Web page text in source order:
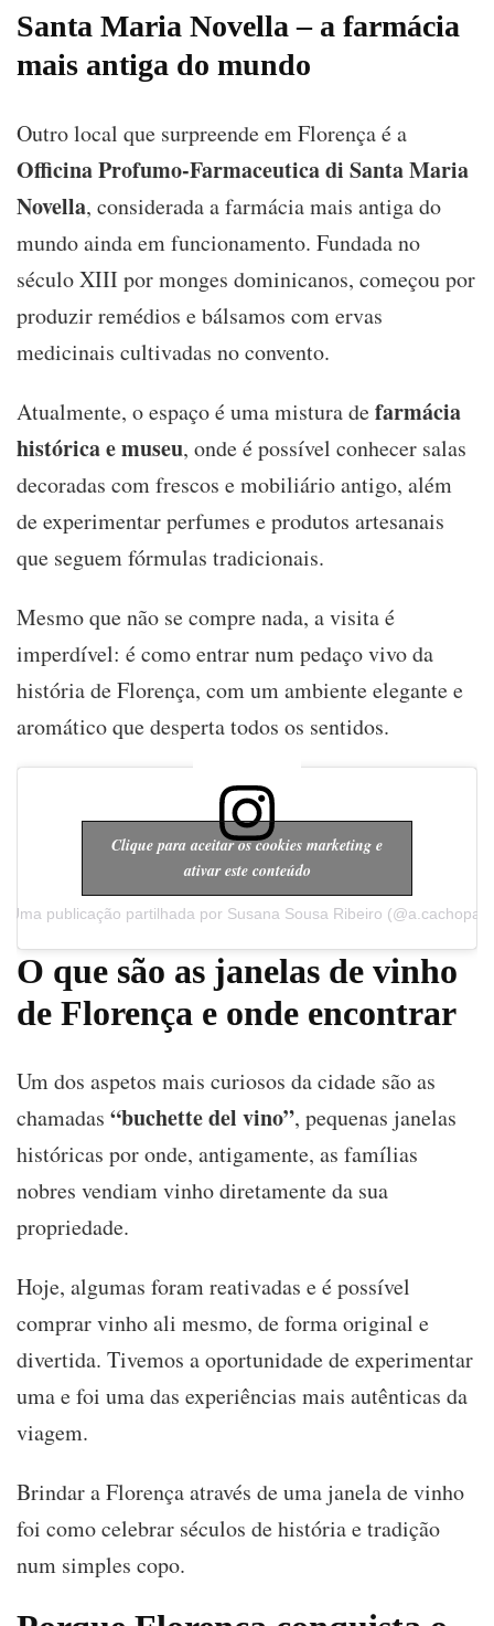
Santa Maria Novella – a farmácia
mais antiga do mundo
Outro local que surpreende em Florença é a
Officina Profumo-Farmaceutica di Santa Maria
Novella, considerada a farmácia mais antiga do
mundo ainda em funcionamento. Fundada no
século XIII por monges dominicanos, começou por
produzir remédios e bálsamos com ervas
medicinais cultivadas no convento.
Atualmente, o espaço é uma mistura defarmácia
histórica e museu, onde é possível conhecer salas
decoradas com frescos e mobiliário antigo, além
de experimentar perfumes e produtos artesanais
que seguem fórmulas tradicionais.
Mesmo que não se compre nada, a visita é
imperdível: é como entrar num pedaço vivo da
história de Florença, com um ambiente elegante e
aromático que desperta todos os sentidos.
Uma publicação partilhada por Susana Sousa Ribeiro (@a.cachopa)
Clique para aceitar os cookies marketing e
ativar este conteúdo
O que são as janelas de vinho
de Florença e onde encontrar
Um dos aspetos mais curiosos da cidade são as
chamadas “buchette del vino”, pequenas janelas
históricas por onde, antigamente, as famílias
nobres vendiam vinho diretamente da sua
propriedade.
Hoje, algumas foram reativadas e é possível
comprar vinho ali mesmo, de forma original e
divertida. Tivemos a oportunidade de experimentar
uma e foi uma das experiências mais autênticas da
viagem.
Brindar a Florença através de uma janela de vinho
foi como celebrar séculos de história e tradição
num simples copo.